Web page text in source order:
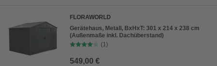
FLORAWORLD
Gerätehaus, Metall, BxHxT: 301 x 214 x 238 cm
(Außenmaße inkl. Dachüberstand)
(1)
549,00 €